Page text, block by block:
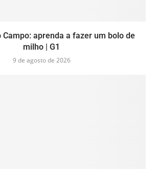
Campo: aprenda a fazer um bolo de
milho | G1
9 de agosto de 2026